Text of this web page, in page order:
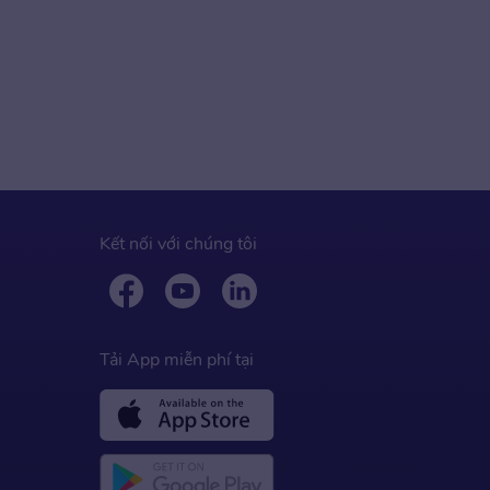
Kết nối với chúng tôi
Tải App miễn phí tại